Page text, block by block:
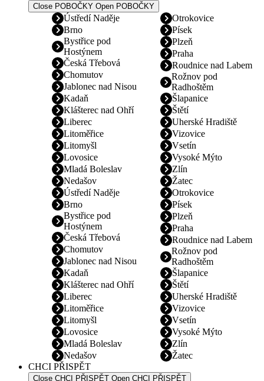
Close POBOČKY Open POBOČKY
Ústředí Naděje
Brno
Bystřice pod
Hostýnem
Česká Třebová
Chomutov
Jablonec nad Nisou
Kadaň
Klášterec nad Ohří
Liberec
Litoměřice
Litomyšl
Lovosice
Mladá Boleslav
Nedašov
Otrokovice
Písek
Plzeň
Praha
Roudnice nad Labem
Rožnov pod
Radhoštěm
Šlapanice
Štětí
Uherské Hradiště
Vizovice
Vsetín
Vysoké Mýto
Zlín
Žatec
Ústředí Naděje
Brno
Bystřice pod
Hostýnem
Česká Třebová
Chomutov
Jablonec nad Nisou
Kadaň
Klášterec nad Ohří
Liberec
Litoměřice
Litomyšl
Lovosice
Mladá Boleslav
Nedašov
Otrokovice
Písek
Plzeň
Praha
Roudnice nad Labem
Rožnov pod
Radhoštěm
Šlapanice
Štětí
Uherské Hradiště
Vizovice
Vsetín
Vysoké Mýto
Zlín
Žatec
CHCI PŘISPĚT
Close CHCI PŘISPĚT Open CHCI PŘISPĚT